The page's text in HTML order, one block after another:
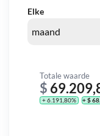
Elke
Totale waarde
$
+ 6.191,80% + $